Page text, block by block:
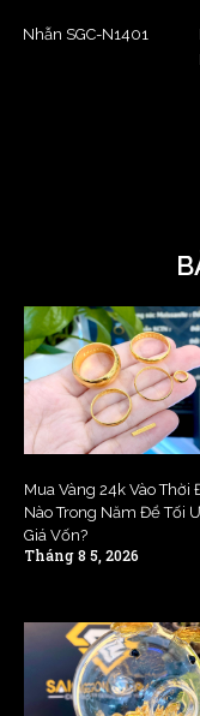
Nhẫn SGC-N1401
Mua Vàng 24k Vào Thời
Nào Trong Năm Để Tối
Giá Vốn?
Tháng 8 5, 2026